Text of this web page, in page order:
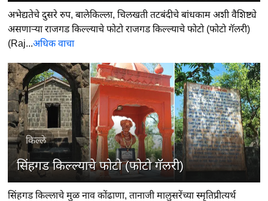
अभेद्यतेचे दुसरे रुप, बालेकिल्ला, चिलखती तटबंदीचे बांधकाम अशी वैशिष्ट्ये
असणाऱ्या राजगड किल्ल्याचे फोटो राजगड किल्ल्याचे फोटो (फोटो गॅलरी)
(Raj...अधिक वाचा
किल्ले
सिंहगड किल्ल्याचे फोटो (फोटो गॅलरी)
सिंहगड किल्लाचे मुळ नाव कोंढाणा, तानाजी मालुसरेंच्या स्मृतिप्रीत्यर्थ